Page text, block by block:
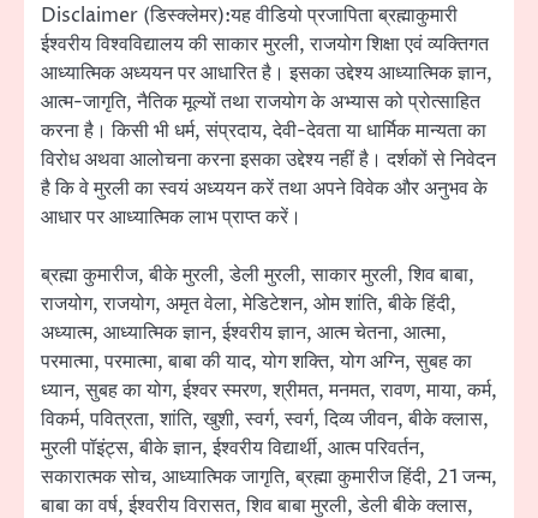
Disclaimer (डिस्क्लेमर):यह वीडियो प्रजापिता ब्रह्माकुमारी
ईश्वरीय विश्वविद्यालय की साकार मुरली, राजयोग शिक्षा एवं व्यक्तिगत
आध्यात्मिक अध्ययन पर आधारित है। इसका उद्देश्य आध्यात्मिक ज्ञान,
आत्म-जागृति, नैतिक मूल्यों तथा राजयोग के अभ्यास को प्रोत्साहित
करना है। किसी भी धर्म, संप्रदाय, देवी-देवता या धार्मिक मान्यता का
विरोध अथवा आलोचना करना इसका उद्देश्य नहीं है। दर्शकों से निवेदन
है कि वे मुरली का स्वयं अध्ययन करें तथा अपने विवेक और अनुभव के
आधार पर आध्यात्मिक लाभ प्राप्त करें।
ब्रह्मा कुमारीज, बीके मुरली, डेली मुरली, साकार मुरली, शिव बाबा,
राजयोग, राजयोग, अमृत वेला, मेडिटेशन, ओम शांति, बीके हिंदी,
अध्यात्म, आध्यात्मिक ज्ञान, ईश्वरीय ज्ञान, आत्म चेतना, आत्मा,
परमात्मा, परमात्मा, बाबा की याद, योग शक्ति, योग अग्नि, सुबह का
ध्यान, सुबह का योग, ईश्वर स्मरण, श्रीमत, मनमत, रावण, माया, कर्म,
विकर्म, पवित्रता, शांति, खुशी, स्वर्ग, स्वर्ग, दिव्य जीवन, बीके क्लास,
मुरली पॉइंट्स, बीके ज्ञान, ईश्वरीय विद्यार्थी, आत्म परिवर्तन,
सकारात्मक सोच, आध्यात्मिक जागृति, ब्रह्मा कुमारीज हिंदी, 21 जन्म,
बाबा का वर्ष, ईश्वरीय विरासत, शिव बाबा मुरली, डेली बीके क्लास,